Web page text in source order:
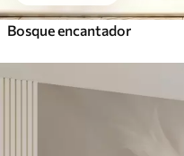
Bosque encantador